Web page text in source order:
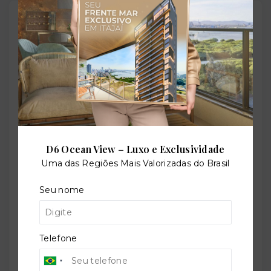
Outras Informações
Referência:
O-30565-49718
Residencial
Situação:
Novo
D6 Ocean View – Luxo e Exclusividade
Uma das Regiões Mais Valorizadas do Brasil
Seu nome
Telefone